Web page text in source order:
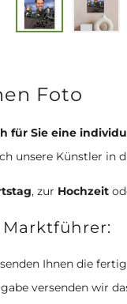
Foto
für Sie eine
unsere Künstler in
, zur Hochzeit
Ihnen die
versenden wir